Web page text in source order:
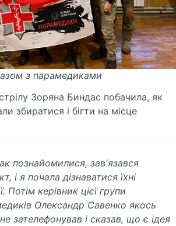
з парамедиками
Зоряна Биндас побачила, як
збиратися і бігти на місце
познайомилися, зав'язався
і я почала дізнаватися їхні
Потім керівник цієї групи
Олександр Савенко якось
зателефонував і сказав, що є ідея